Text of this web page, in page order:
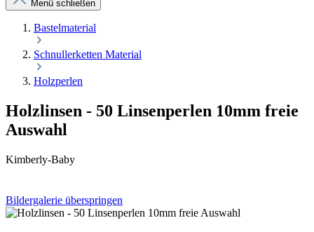
Menü schließen
Bastelmaterial
Schnullerketten Material
Holzperlen
Holzlinsen - 50 Linsenperlen 10mm freie
Auswahl
Kimberly-Baby
Bildergalerie überspringen